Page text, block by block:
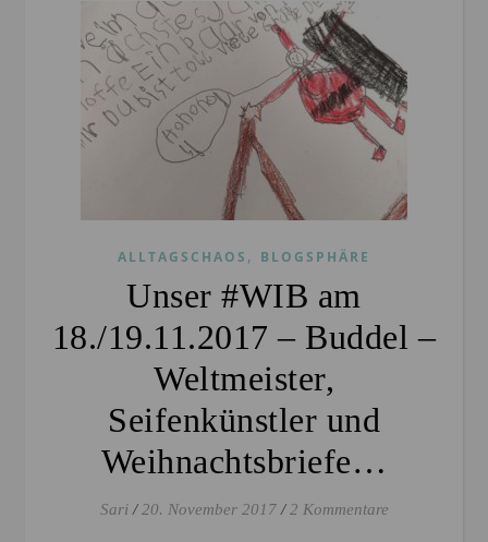
ALLTAGSCHAOS , BLOGSPHÄRE
Unser #WIB am
18./19.11.2017 – Buddel –
Weltmeister,
Seifenkünstler und
Weihnachtsbriefe…
Sari / 20. November 2017 / 2 Kommentare